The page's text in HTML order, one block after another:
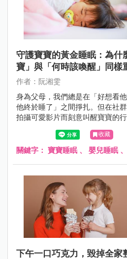
守護寶寶的黃金睡眠：為什
寶」與「何時該喚醒」同樣
作者：阮湘雯
身為父母，我們總是在「好想看
他終於睡了」之間掙扎。但在社
拍攝可愛影片而刻意叫醒寶寶的
其實隱藏著影響發展的風險。今
「喚醒寶寶」的科學與藝術。
收藏
關鍵字： 寶寶睡眠、 嬰兒睡眠、
下午一口巧克力，毀掉全家